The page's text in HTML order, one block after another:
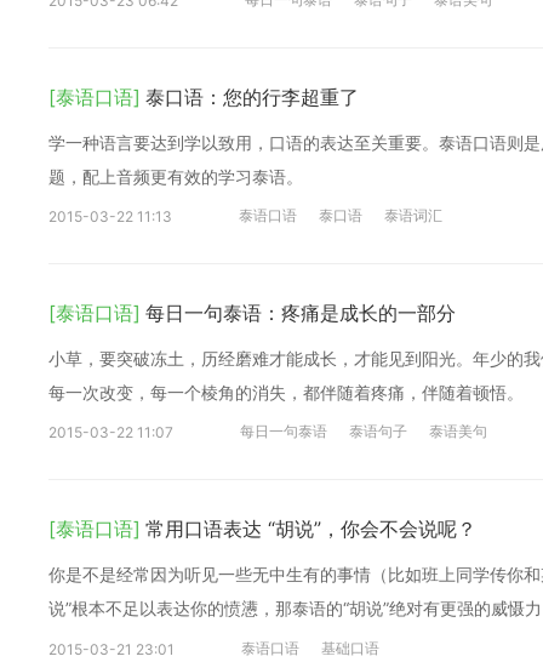
[泰语口语] 泰口语：您的行李超重了
学一种语言要达到学以致用，口语的表达至关重要。泰语口语则
题，配上音频更有效的学习泰语。
2015-03-22 11:13 泰语口语 泰口语 泰语词汇
[泰语口语] 每日一句泰语：疼痛是成长的一部分
小草，要突破冻土，历经磨难才能成长，才能见到阳光。年少的
每一次改变，每一个棱角的消失，都伴随着疼痛，伴随着顿悟。
2015-03-22 11:07 每日一句泰语 泰语句子 泰语美句
[泰语口语] 常用口语表达 “胡说”，你会不会说呢？
你是不是经常因为听见一些无中生有的事情（比如班上同学传你
说”根本不足以表达你的愤懑，那泰语的“胡说”绝对有更强的威慑
2015-03-21 23:01 泰语口语 基础口语